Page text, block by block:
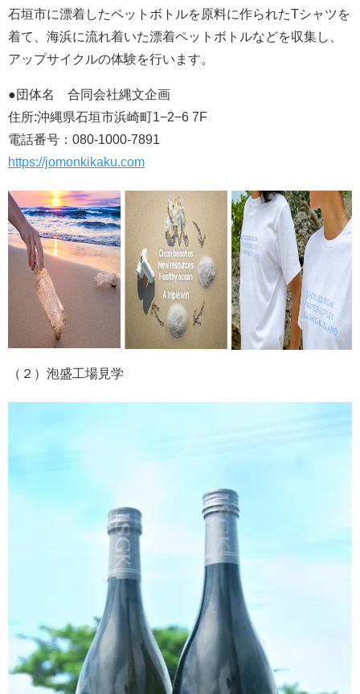
石垣市に漂着したペットボトルを原料に作られたTシャツを
着て、海浜に流れ着いた漂着ペットボトルなどを収集し、
アップサイクルの体験を行います。
●団体名 合同会社縄文企画
住所:沖縄県石垣市浜崎町1−2−6 7F
電話番号：080-1000-7891
https://jomonkikaku.com
（２）泡盛工場見学